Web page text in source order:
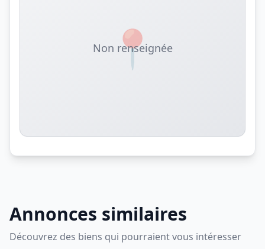
📍
Non renseignée
Annonces similaires
Découvrez des biens qui pourraient vous intéresser